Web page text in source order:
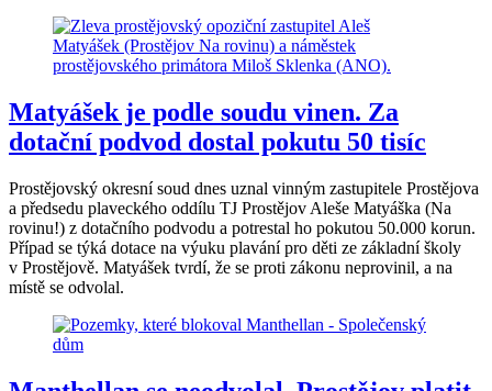
Matyášek je podle soudu vinen. Za
dotační podvod dostal pokutu 50 tisíc
Prostějovský okresní soud dnes uznal vinným zastupitele Prostějova
a předsedu plaveckého oddílu TJ Prostějov Aleše Matyáška (Na
rovinu!) z dotačního podvodu a potrestal ho pokutou 50.000 korun.
Případ se týká dotace na výuku plavání pro děti ze základní školy
v Prostějově. Matyášek tvrdí, že se proti zákonu neprovinil, a na
místě se odvolal.